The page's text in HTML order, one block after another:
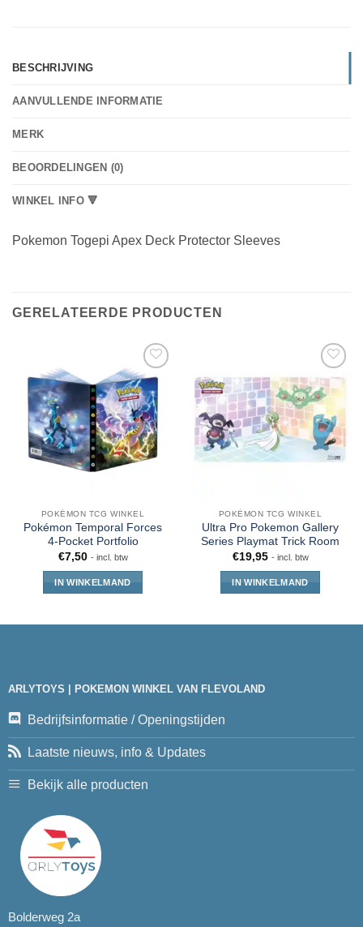
BESCHRIJVING
AANVULLENDE INFORMATIE
MERK
BEOORDELINGEN (0)
WINKEL INFO 🔻
Pokemon Togepi Apex Deck Protector Sleeves
GERELATEERDE PRODUCTEN
POKÉMON TCG WINKEL
Pokémon Temporal Forces
4-Pocket Portfolio
€7,50 - incl. btw
IN WINKELMAND
POKÉMON TCG WINKEL
Ultra Pro Pokemon Gallery
Series Playmat Trick Room
€19,95 - incl. btw
IN WINKELMAND
ARLYTOYS | POKEMON WINKEL VAN FLEVOLAND
Bedrijfsinformatie / Openingstijden
Laatste nieuws, info & Updates
Bekijk alle producten
Bolderweg 2a